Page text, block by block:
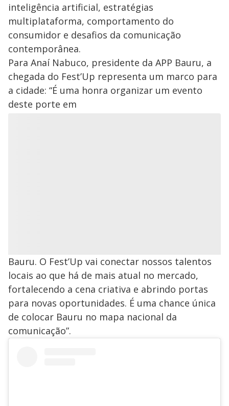
inteligência artificial, estratégias
multiplataforma, comportamento do
consumidor e desafios da comunicação
contemporânea.
Para Anaí Nabuco, presidente da APP Bauru, a
chegada do Fest’Up representa um marco para
a cidade: “É uma honra organizar um evento
deste porte em
Bauru. O Fest’Up vai conectar nossos talentos
locais ao que há de mais atual no mercado,
fortalecendo a cena criativa e abrindo portas
para novas oportunidades. É uma chance única
de colocar Bauru no mapa nacional da
comunicação”.